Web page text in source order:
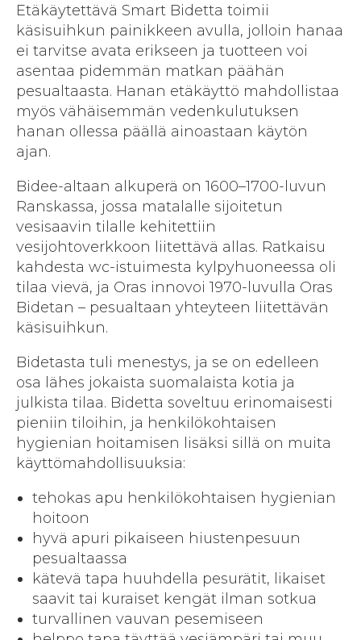
Etäkäytettävä Smart Bidetta toimii
käsisuihkun painikkeen avulla, jolloin hanaa
ei tarvitse avata erikseen ja tuotteen voi
asentaa pidemmän matkan päähän
pesualtaasta. Hanan etäkäyttö mahdollistaa
myös vähäisemmän vedenkulutuksen
hanan ollessa päällä ainoastaan käytön
ajan.
Bidee-altaan alkuperä on 1600–1700-luvun
Ranskassa, jossa matalalle sijoitetun
vesisaavin tilalle kehitettiin
vesijohtoverkkoon liitettävä allas. Ratkaisu
kahdesta wc-istuimesta kylpyhuoneessa oli
tilaa vievä, ja Oras innovoi 1970-luvulla Oras
Bidetan – pesualtaan yhteyteen liitettävän
käsisuihkun.
Bidetasta tuli menestys, ja se on edelleen
osa lähes jokaista suomalaista kotia ja
julkista tilaa. Bidetta soveltuu erinomaisesti
pieniin tiloihin, ja henkilökohtaisen
hygienian hoitamisen lisäksi sillä on muita
käyttömahdollisuuksia:
tehokas apu henkilökohtaisen hygienian
hoitoon
hyvä apuri pikaiseen hiustenpesuun
pesualtaassa
kätevä tapa huuhdella pesurätit, likaiset
saavit tai kuraiset kengät ilman sotkua
turvallinen vauvan pesemiseen